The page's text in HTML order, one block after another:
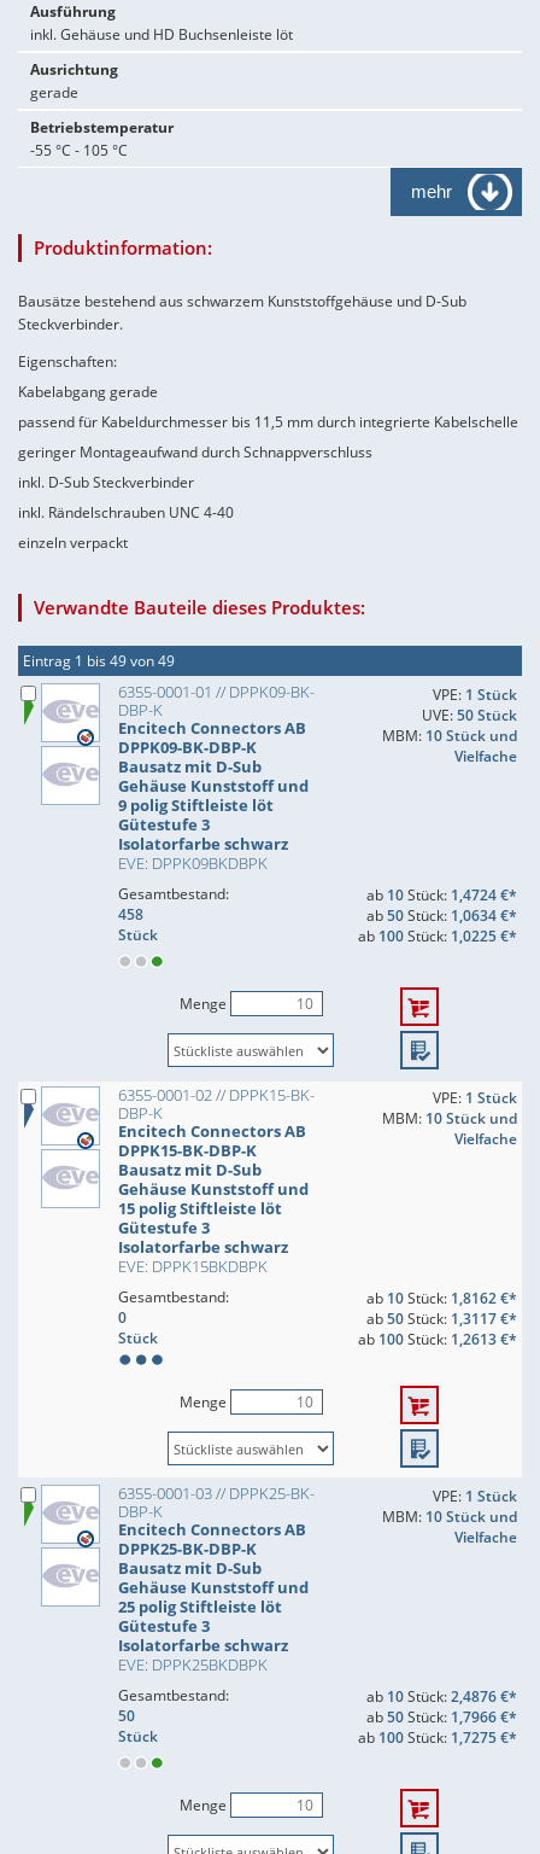
Ausführung
inkl. Gehäuse und HD Buchsenleiste löt
Ausrichtung
gerade
Betriebstemperatur
-55 °C - 105 °C
mehr
Produktinformation:
Bausätze bestehend aus schwarzem Kunststoffgehäuse und D-Sub
Steckverbinder.
Eigenschaften:
Kabelabgang gerade
passend für Kabeldurchmesser bis 11,5 mm durch integrierte Kabelschelle
geringer Montageaufwand durch Schnappverschluss
inkl. D-Sub Steckverbinder
inkl. Rändelschrauben UNC 4-40
einzeln verpackt
Verwandte Bauteile dieses Produktes:
Eintrag 1 bis 49 von 49
6355-0001-01 // DPPK09-BK-
DBP-K
Encitech Connectors AB
DPPK09-BK-DBP-K
Bausatz mit D-Sub
Gehäuse Kunststoff und
9 polig Stiftleiste löt
Gütestufe 3
Isolatorfarbe schwarz
EVE: DPPK09BKDBPK
VPE: 1 Stück
UVE:50 Stück
MBM: 10 Stück und
Vielfache
Gesamtbestand:
458
Stück
ab 10Stück: 1,4724 €*
ab50Stück: 1,0634 €*
ab 100Stück: 1,0225 €*
Menge
6355-0001-02 // DPPK15-BK-
DBP-K
Encitech Connectors AB
DPPK15-BK-DBP-K
Bausatz mit D-Sub
Gehäuse Kunststoff und
15 polig Stiftleiste löt
Gütestufe 3
Isolatorfarbe schwarz
EVE: DPPK15BKDBPK
VPE: 1 Stück
MBM: 10 Stück und
Vielfache
Gesamtbestand:
0
Stück
ab 10Stück: 1,8162 €*
ab50Stück: 1,3117 €*
ab 100Stück: 1,2613 €*
Menge
6355-0001-03 // DPPK25-BK-
DBP-K
Encitech Connectors AB
DPPK25-BK-DBP-K
Bausatz mit D-Sub
Gehäuse Kunststoff und
25 polig Stiftleiste löt
Gütestufe 3
Isolatorfarbe schwarz
EVE: DPPK25BKDBPK
VPE: 1 Stück
MBM: 10 Stück und
Vielfache
Gesamtbestand:
50
Stück
ab 10Stück:2,4876 €*
ab50Stück: 1,7966 €*
ab 100Stück: 1,7275 €*
Menge